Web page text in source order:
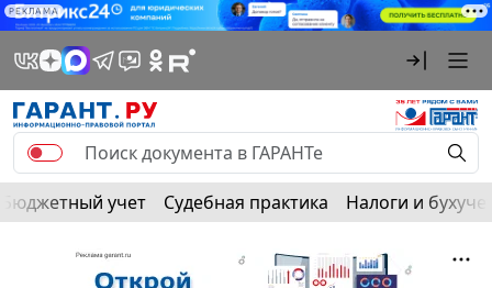
РЕКЛАМА
Бюджетный учет Судебная практика Налоги и